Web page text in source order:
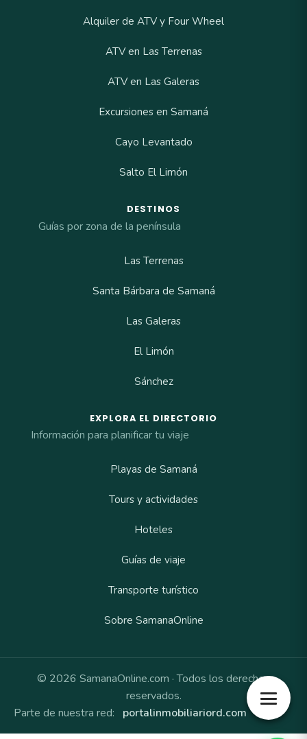
Alquiler de ATV y Four Wheel
ATV en Las Terrenas
ATV en Las Galeras
Excursiones en Samaná
Cayo Levantado
Salto El Limón
DESTINOS
Guías por zona de la península
Las Terrenas
Santa Bárbara de Samaná
Las Galeras
El Limón
Sánchez
EXPLORA EL DIRECTORIO
Información para planificar tu viaje
Playas de Samaná
Tours y actividades
Hoteles
Guías de viaje
Transporte turístico
Sobre SamanaOnline
© 2026 SamanaOnline.com · Todos los derechos
reservados.
Parte de nuestra red:
portalinmobiliariord.com